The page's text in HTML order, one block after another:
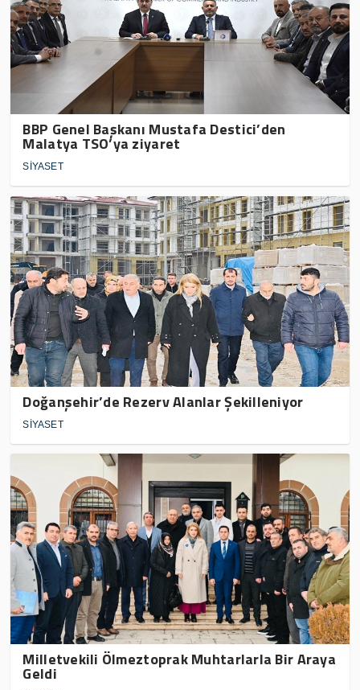
BBP Genel Başkanı Mustafa Destici’den
Malatya TSO’ya ziyaret
SİYASET
Doğanşehir’de Rezerv Alanlar Şekilleniyor
SİYASET
Milletvekili Ölmeztoprak Muhtarlarla Bir Araya
Geldi